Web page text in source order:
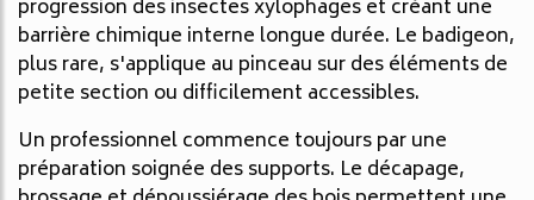
progression des insectes xylophages et créant une
barrière chimique interne longue durée. Le badigeon,
plus rare, s'applique au pinceau sur des éléments de
petite section ou difficilement accessibles.
Un professionnel commence toujours par une
préparation soignée des supports. Le décapage,